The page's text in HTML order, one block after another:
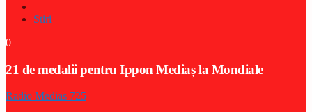
Stiri
0
21 de medalii pentru Ippon Mediaș la Mondiale
Radio Medias 725